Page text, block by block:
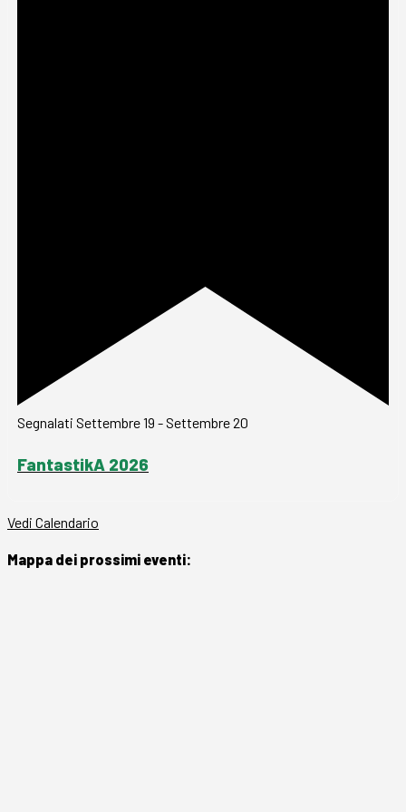
Segnalati Settembre 19 -Settembre 20
FantastikA 2026
Vedi Calendario
Mappa dei prossimi eventi: